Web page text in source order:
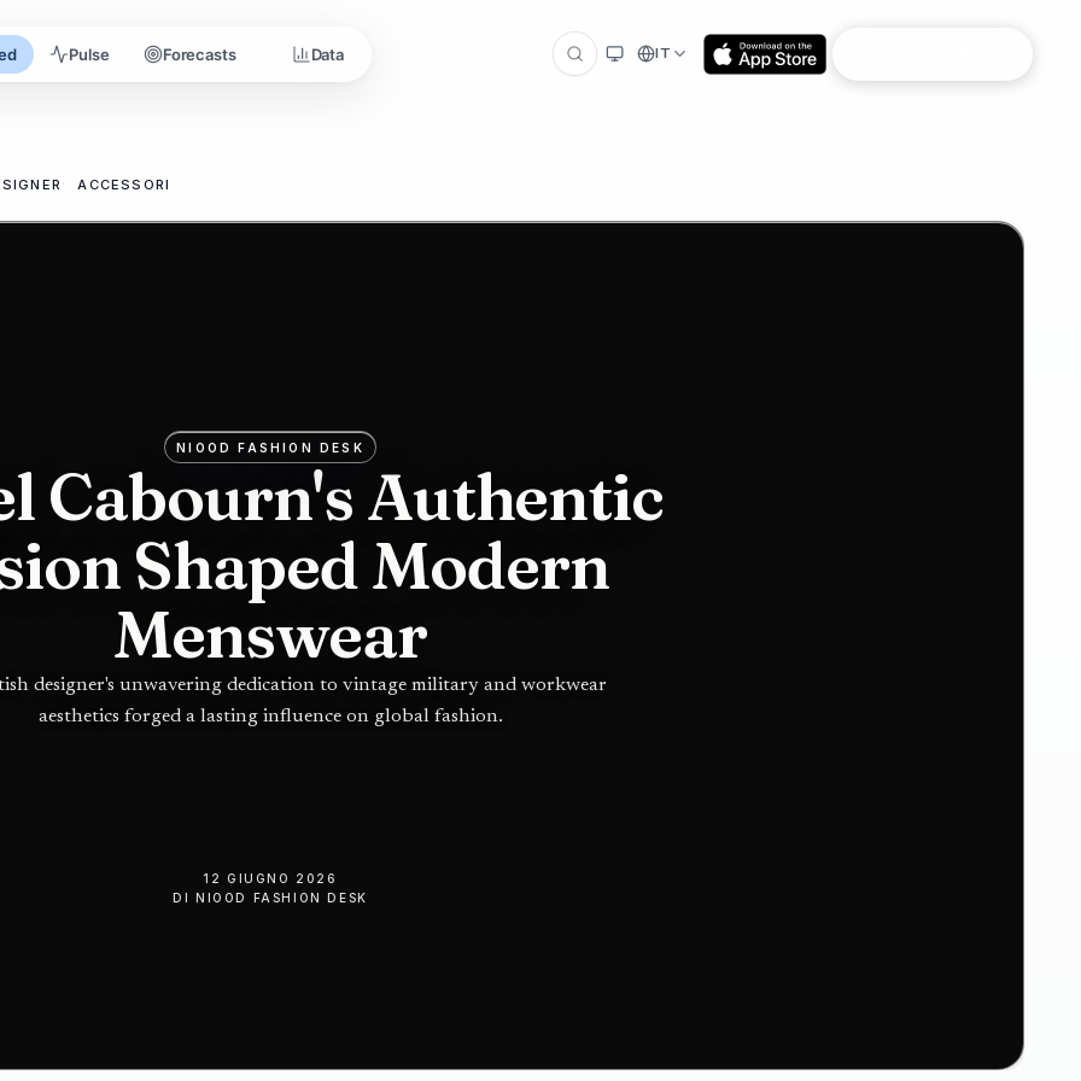
Pulse Forecasts Data IT
ACCESSORI
NIOOD FASHION DESK
Cabourn's Authentic
Shaped Modern
Menswear
designer's unwavering dedication to vintage military and workwear
aesthetics forged a lasting influence on global fashion.
12 GIUGNO 2026
DI
NIOOD FASHION DESK